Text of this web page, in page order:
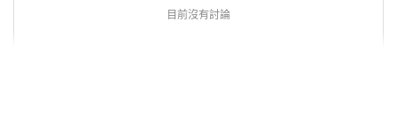
目前沒有討論